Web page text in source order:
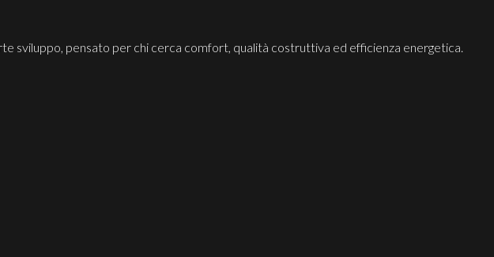
sviluppo, pensato per chi cerca comfort, qualità costruttiva ed efficienza energetica.